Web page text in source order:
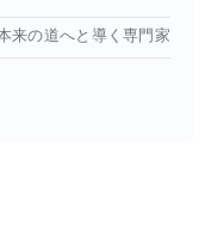
来の道へと導く専門家